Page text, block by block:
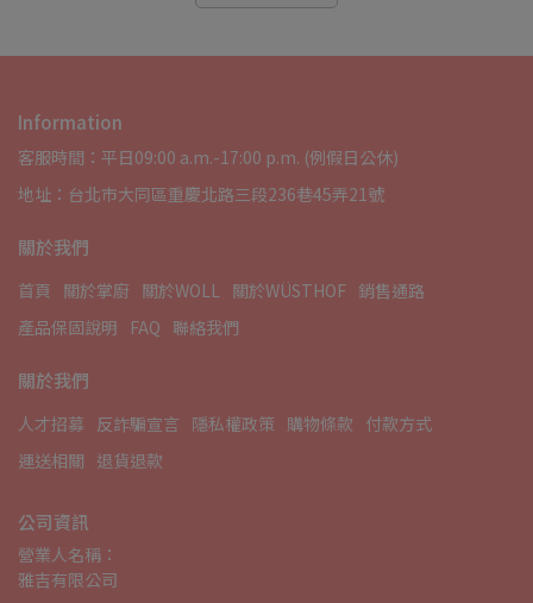
Information
客服時間：平日09:00 a.m.-17:00 p.m. (例假日公休)
地址：台北市大同區重慶北路三段236巷45弄21號
關於我們
首頁 關於掌廚 關於WOLL 關於WÜSTHOF 銷售通路
產品保固說明
FAQ 聯絡我們
關於我們
人才招募 反詐騙宣言 隱私權政策 購物條款 付款方式
運送相關 退貨退款
公司資訊
營業人名稱：
雅吉有限公司